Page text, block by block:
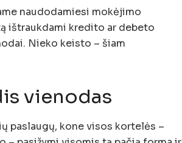
naudodamiesi mokėjimo
ištraukdami kredito ar debeto
Nieko keisto – šiam
vienodas
paslaugų, kone visos kortelės –